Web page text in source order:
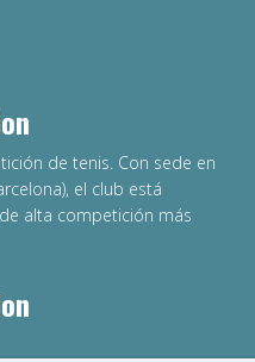
de tenis. Con sede en
el club está
alta competición más